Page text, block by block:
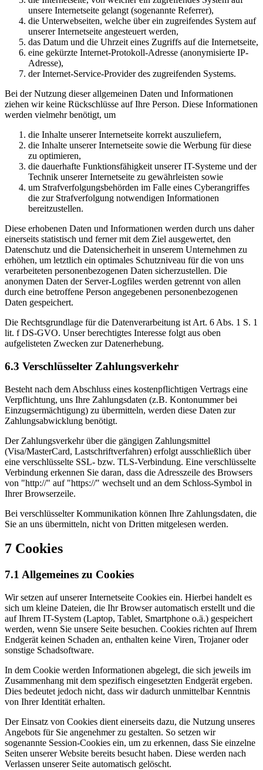
unsere Internetseite gelangt (sogenannte Referrer),
die Unterwebseiten, welche über ein zugreifendes System auf
unserer Internetseite angesteuert werden,
das Datum und die Uhrzeit eines Zugriffs auf die Internetseite,
eine gekürzte Internet-Protokoll-Adresse (anonymisierte IP-
Adresse),
der Internet-Service-Provider des zugreifenden Systems.
Bei der Nutzung dieser allgemeinen Daten und Informationen
ziehen wir keine Rückschlüsse auf Ihre Person. Diese Informationen
werden vielmehr benötigt, um
die Inhalte unserer Internetseite korrekt auszuliefern,
die Inhalte unserer Internetseite sowie die Werbung für diese
zu optimieren,
die dauerhafte Funktionsfähigkeit unserer IT-Systeme und der
Technik unserer Internetseite zu gewährleisten sowie
um Strafverfolgungsbehörden im Falle eines Cyberangriffes
die zur Strafverfolgung notwendigen Informationen
bereitzustellen.
Diese erhobenen Daten und Informationen werden durch uns daher
einerseits statistisch und ferner mit dem Ziel ausgewertet, den
Datenschutz und die Datensicherheit in unserem Unternehmen zu
erhöhen, um letztlich ein optimales Schutzniveau für die von uns
verarbeiteten personenbezogenen Daten sicherzustellen. Die
anonymen Daten der Server-Logfiles werden getrennt von allen
durch eine betroffene Person angegebenen personenbezogenen
Daten gespeichert.
Die Rechtsgrundlage für die Datenverarbeitung ist Art. 6 Abs. 1 S. 1
lit. f DS-GVO. Unser berechtigtes Interesse folgt aus oben
aufgelisteten Zwecken zur Datenerhebung.
6.3 Verschlüsselter Zahlungsverkehr
Besteht nach dem Abschluss eines kostenpflichtigen Vertrags eine
Verpflichtung, uns Ihre Zahlungsdaten (z.B. Kontonummer bei
Einzugsermächtigung) zu übermitteln, werden diese Daten zur
Zahlungsabwicklung benötigt.
Der Zahlungsverkehr über die gängigen Zahlungsmittel
(Visa/MasterCard, Lastschriftverfahren) erfolgt ausschließlich über
eine verschlüsselte SSL- bzw. TLS-Verbindung. Eine verschlüsselte
Verbindung erkennen Sie daran, dass die Adresszeile des Browsers
von "http://" auf "https://" wechselt und an dem Schloss-Symbol in
Ihrer Browserzeile.
Bei verschlüsselter Kommunikation können Ihre Zahlungsdaten, die
Sie an uns übermitteln, nicht von Dritten mitgelesen werden.
7 Cookies
7.1 Allgemeines zu Cookies
Wir setzen auf unserer Internetseite Cookies ein. Hierbei handelt es
sich um kleine Dateien, die Ihr Browser automatisch erstellt und die
auf Ihrem IT-System (Laptop, Tablet, Smartphone o.ä.) gespeichert
werden, wenn Sie unsere Seite besuchen. Cookies richten auf Ihrem
Endgerät keinen Schaden an, enthalten keine Viren, Trojaner oder
sonstige Schadsoftware.
In dem Cookie werden Informationen abgelegt, die sich jeweils im
Zusammenhang mit dem spezifisch eingesetzten Endgerät ergeben.
Dies bedeutet jedoch nicht, dass wir dadurch unmittelbar Kenntnis
von Ihrer Identität erhalten.
Der Einsatz von Cookies dient einerseits dazu, die Nutzung unseres
Angebots für Sie angenehmer zu gestalten. So setzen wir
sogenannte Session-Cookies ein, um zu erkennen, dass Sie einzelne
Seiten unserer Website bereits besucht haben. Diese werden nach
Verlassen unserer Seite automatisch gelöscht.